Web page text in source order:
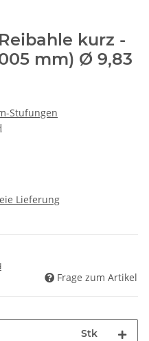
kurz -
mm) Ø 9,83
Stufungen
Lieferung
Frage zum Artikel
Stk